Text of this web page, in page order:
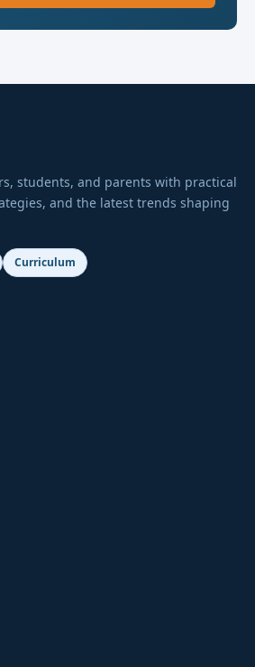
students, and parents with practical
and the latest trends shaping
Curriculum